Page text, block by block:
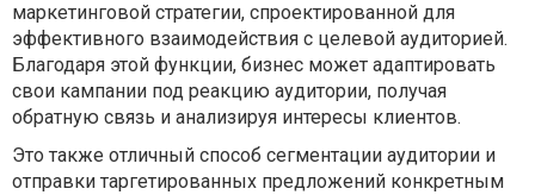
маркетинговой стратегии, спроектированной для
эффективного взаимодействия с целевой аудиторией.
Благодаря этой функции, бизнес может адаптировать
свои кампании под реакцию аудитории, получая
обратную связь и анализируя интересы клиентов.
Это также отличный способ сегментации аудитории и
отправки таргетированных предложений конкретным